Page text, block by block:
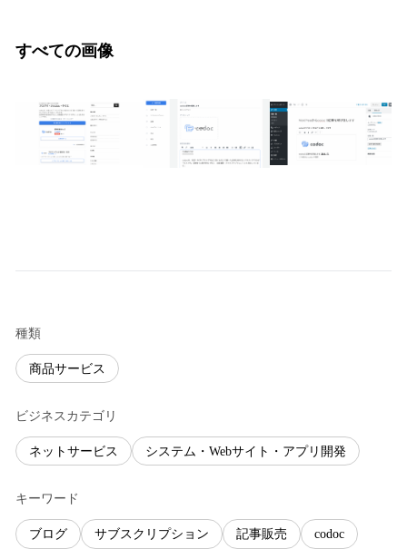
すべての画像
種類
商品サービス
ビジネスカテゴリ
ネットサービス システム・Webサイト・アプリ開発
キーワード
ブログ サブスクリプション 記事販売 codoc